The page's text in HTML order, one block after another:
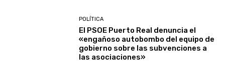
POLÍTICA
El PSOE Puerto Real denuncia el
«engañoso autobombo del equipo de
gobierno sobre las subvenciones a
las asociaciones»